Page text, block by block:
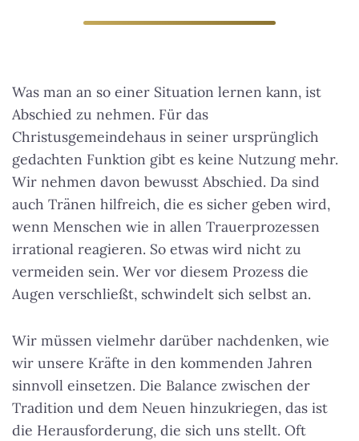
Was man an so einer Situation lernen kann, ist
Abschied zu nehmen. Für das
Christusgemeindehaus in seiner ursprünglich
gedachten Funktion gibt es keine Nutzung mehr.
Wir nehmen davon bewusst Abschied. Da sind
auch Tränen hilfreich, die es sicher geben wird,
wenn Menschen wie in allen Trauerprozessen
irrational reagieren. So etwas wird nicht zu
vermeiden sein. Wer vor diesem Prozess die
Augen verschließt, schwindelt sich selbst an.
Wir müssen vielmehr darüber nachdenken, wie
wir unsere Kräfte in den kommenden Jahren
sinnvoll einsetzen. Die Balance zwischen der
Tradition und dem Neuen hinzukriegen, das ist
die Herausforderung, die sich uns stellt. Oft